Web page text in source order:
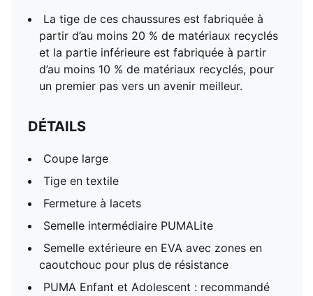
La tige de ces chaussures est fabriquée à
partir d’au moins 20 % de matériaux recyclés
et la partie inférieure est fabriquée à partir
d’au moins 10 % de matériaux recyclés, pour
un premier pas vers un avenir meilleur.
DÉTAILS
Coupe large
Tige en textile
Fermeture à lacets
Semelle intermédiaire PUMALite
Semelle extérieure en EVA avec zones en
caoutchouc pour plus de résistance
PUMA Enfant et Adolescent : recommandé